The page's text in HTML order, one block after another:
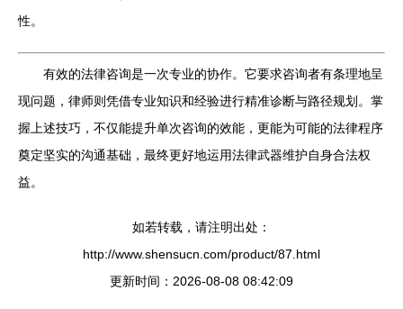
性。
有效的法律咨询是一次专业的协作。它要求咨询者有条理地呈
现问题，律师则凭借专业知识和经验进行精准诊断与路径规划。掌
握上述技巧，不仅能提升单次咨询的效能，更能为可能的法律程序
奠定坚实的沟通基础，最终更好地运用法律武器维护自身合法权
益。
如若转载，请注明出处：
http://www.shensucn.com/product/87.html
更新时间：2026-08-08 08:42:09